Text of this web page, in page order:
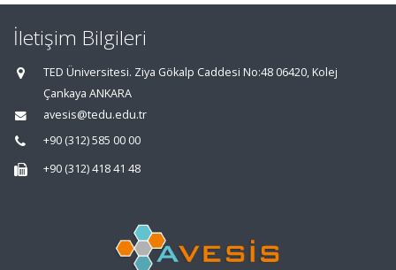
İletişim Bilgileri
TED Üniversitesi. Ziya Gökalp Caddesi No:48 06420, Kolej
Çankaya ANKARA
avesis@tedu.edu.tr
+90 (312) 585 00 00
+90 (312) 418 41 48